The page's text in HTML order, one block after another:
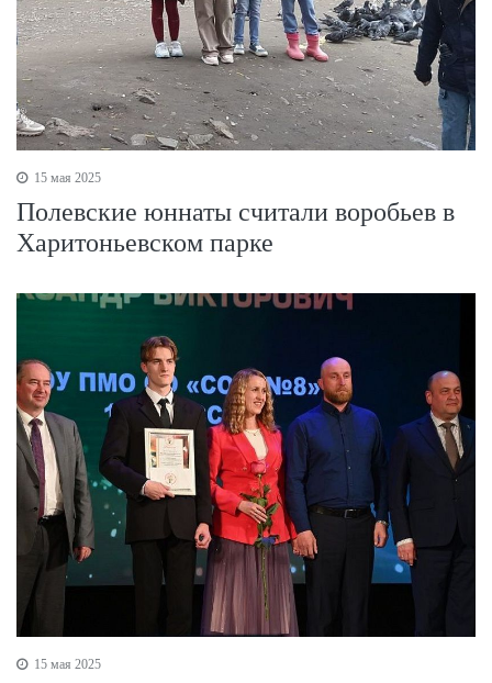
15 мая 2025
Полевские юннаты считали воробьев в
Харитоньевском парке
15 мая 2025